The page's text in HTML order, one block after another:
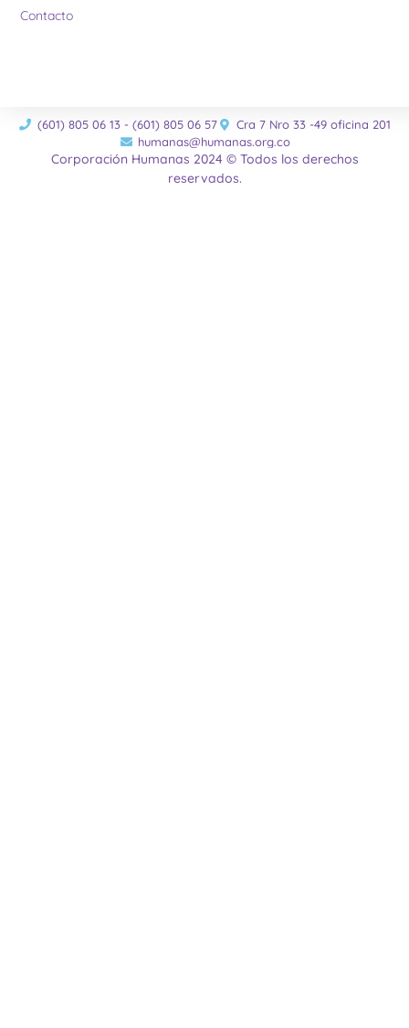
Contacto
(601) 805 06 13 - (601) 805 06 57
Cra 7 Nro 33 -49 oficina 201
humanas@humanas.org.co
Corporación Humanas 2024 © Todos los derechos
reservados.